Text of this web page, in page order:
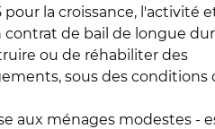
la croissance, l'activité
contrat de bail de longue
ou de réhabiliter des
sous des conditions
aux ménages modestes -